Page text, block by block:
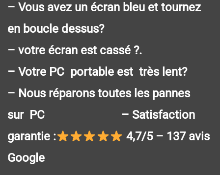
– Vous avez un écran bleu et tournez
en boucle dessus?
– votre écran est cassé ?.
– Votre PC portable est très lent?
– Nous réparons toutes les pannes
sur PC – Satisfaction
garantie :
4,7/5 – 137 avis
Google